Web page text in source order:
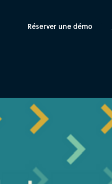
Réserver une démo